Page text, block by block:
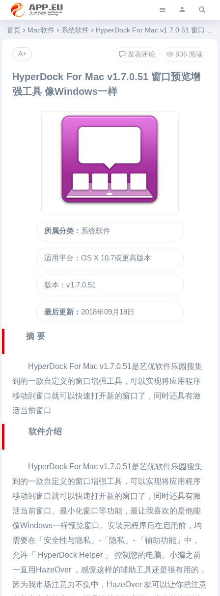
艺优软件乐园
首页 Mac软件 系统软件 HyperDock For Mac v1.7.0.51 窗口预览增强工具 像Windows一样
HyperDock For Mac v1.7.0.51 窗口预览增
强工具 像Windows一样
所属分类： 系统软件
适用平台：OS X 10.7或更高版本
版本：v1.7.0.51
最后更新： 2018年09月18日
摘 要
HyperDock For Mac v1.7.0.51是艺优软件乐园搜集
到的一款自定义的窗口增强工具，可以实现将应用程序
移动到窗口就可以快速打开新的窗口了，同时还具有激
活当前窗口
软件介绍
HyperDock For Mac v1.7.0.51是艺优软件乐园搜集
到的一款自定义的窗口增强工具，可以实现将应用程序
移动到窗口就可以快速打开新的窗口了，同时还具有激
活当前窗口、最小化窗口等功能，最让我喜欢的是他能
像Windows一样预览窗口。安装完程序后在启用前，均
需要在「安全性与隐私」-「隐私」- 「辅助功能」中，
允许「 HyperDock Helper 」 控制您的电脑。小编之前
一直用HazeOver ，感觉这样的辅助工具还是很有用的，
因为我市场注意力不集中，HazeOver 就可以让你把注意
发表评论 836 阅读
A+